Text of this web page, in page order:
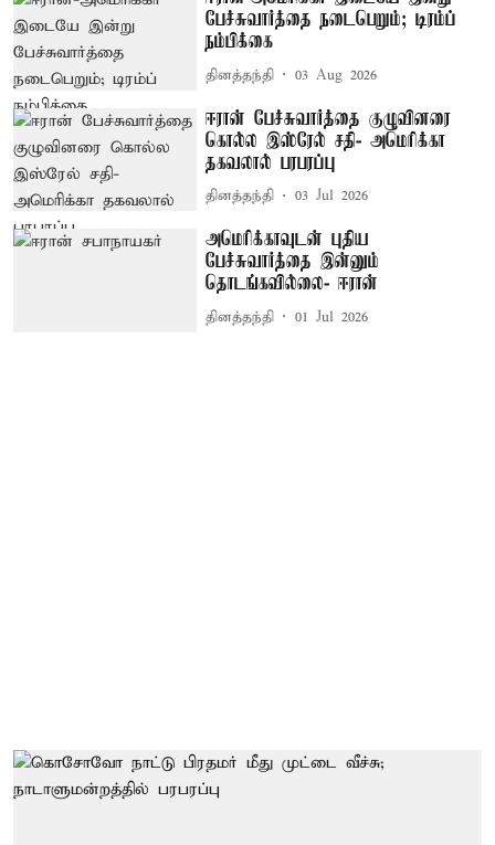
பேச்சுவார்த்தை நடைபெறும்; டிரம்ப்
நம்பிக்கை
தினத்தந்தி 03 Aug 2026
ஈரான் பேச்சுவார்த்தை குழுவினரை
கொல்ல இஸ்ரேல் சதி- அமெரிக்கா
தகவலால் பரபரப்பு
தினத்தந்தி 03 Jul 2026
அமெரிக்காவுடன் புதிய
பேச்சுவார்த்தை இன்னும்
தொடங்கவில்லை- ஈரான்
தினத்தந்தி 01 Jul 2026